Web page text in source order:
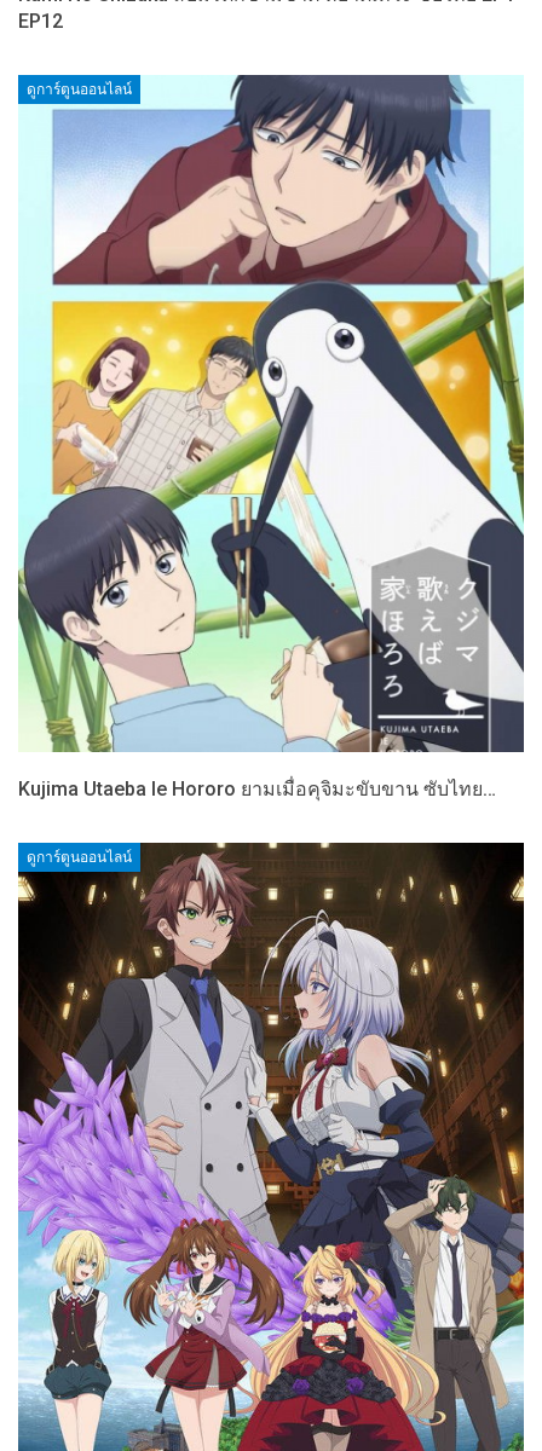
EP12
ดูการ์ตูนออนไลน์
Kujima Utaeba Ie Hororo ยามเมื่อคุจิมะขับขาน ซับไทย…
ดูการ์ตูนออนไลน์